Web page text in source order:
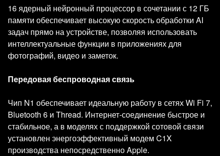
16 ядерный нейронный процессор в сочетании с 12 ГБ
памяти обеспечивает высокую скорость обработки AI
задач прямо на устройстве, позволяя использовать
интеллектуальные функции в приложениях для
фотографий, видео и заметок.
Передовая беспроводная связь
Чип N1 обеспечивает идеальную работу в сетях Wi Fi 7,
Bluetooth 6 и Thread. Интернет-соединение быстрое и
стабильное, а в моделях с поддержкой сотовой связи
установлен энергоэффективный модем C1X
производства непосредственно Apple.